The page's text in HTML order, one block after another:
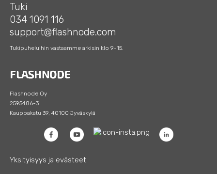
Tuki
034 1091 116
support@flashnode.com
Tukipuheluihin vastaamme arkisin klo 9-15.
Flashnode Oy
2595486-3
Kauppakatu 39, 40100 Jyväskylä
Yksityisyys ja evästeet